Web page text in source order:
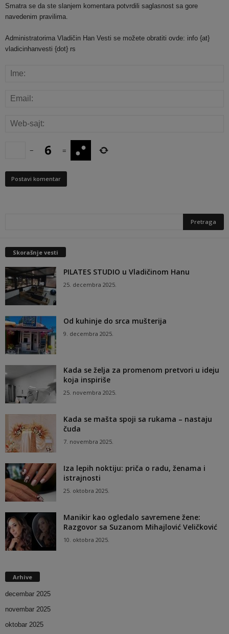
Smatra se da ste slanjem komentara potvrdili saglasnost sa gore
navedenim pravilima.
Administratorima Vladičin Han Vesti se možete obratiti ovde: info {at}
vladicinhanvesti {dot} rs
− =
Skorašnje vesti
PILATES STUDIO u Vladičinom Hanu
25. decembra 2025.
Od kuhinje do srca mušterija
9. decembra 2025.
Kada se želja za promenom pretvori u ideju
koja inspiriše
25. novembra 2025.
Kada se mašta spoji sa rukama – nastaju
čuda
7. novembra 2025.
Iza lepih noktiju: priča o radu, ženama i
istrajnosti
25. oktobra 2025.
Manikir kao ogledalo savremene žene:
Razgovor sa Suzanom Mihajlović Veličković
10. oktobra 2025.
Arhive
decembar 2025
novembar 2025
oktobar 2025